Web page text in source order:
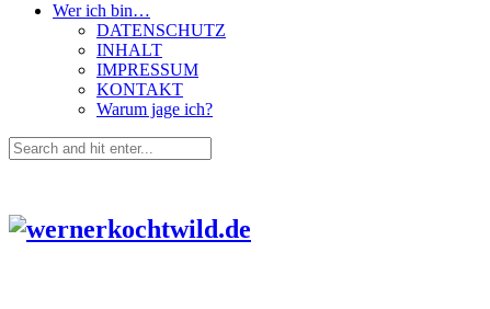
Wer ich bin…
DATENSCHUTZ
INHALT
IMPRESSUM
KONTAKT
Warum jage ich?